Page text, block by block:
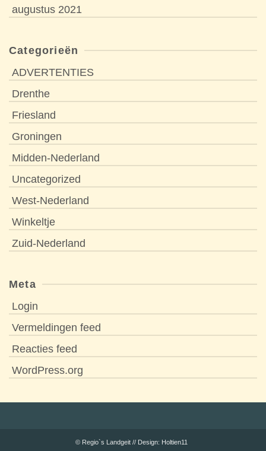
augustus 2021
Categorieën
ADVERTENTIES
Drenthe
Friesland
Groningen
Midden-Nederland
Uncategorized
West-Nederland
Winkeltje
Zuid-Nederland
Meta
Login
Vermeldingen feed
Reacties feed
WordPress.org
© Regio`s Landgeit // Design: Holtien11